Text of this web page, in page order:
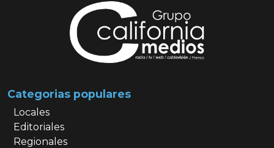
Categorias populares
Locales
Editoriales
Regionales